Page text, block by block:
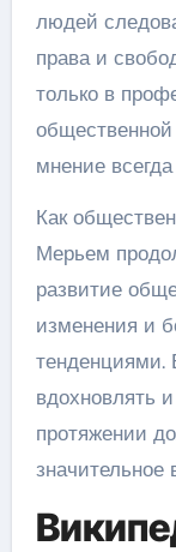
людей
права и
только в
общественной
мнение
Как
Мерьем
развитие
изменения и
тенденциями.
вдохновлять
протяжении